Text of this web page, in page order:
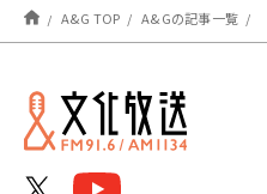
A&G TOP A&Gの記事一覧